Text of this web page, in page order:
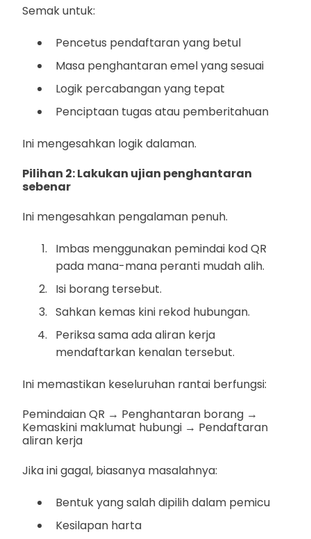
Semak untuk:
Pencetus pendaftaran yang betul
Masa penghantaran emel yang sesuai
Logik percabangan yang tepat
Penciptaan tugas atau pemberitahuan
Ini mengesahkan logik dalaman.
Pilihan 2: Lakukan ujian penghantaran
sebenar
Ini mengesahkan pengalaman penuh.
Imbas menggunakan pemindai kod QR
pada mana-mana peranti mudah alih.
Isi borang tersebut.
Sahkan kemas kini rekod hubungan.
Periksa sama ada aliran kerja
mendaftarkan kenalan tersebut.
Ini memastikan keseluruhan rantai berfungsi:
Pemindaian QR → Penghantaran borang →
Kemaskini maklumat hubungi → Pendaftaran
aliran kerja
Jika ini gagal, biasanya masalahnya:
Bentuk yang salah dipilih dalam pemicu
Kesilapan harta